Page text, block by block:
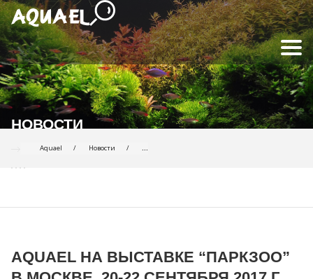
НОВОСТИ
Aquael Hовости
AQUAEL НА ВЫСТАВКЕ “ПАРКЗОО”